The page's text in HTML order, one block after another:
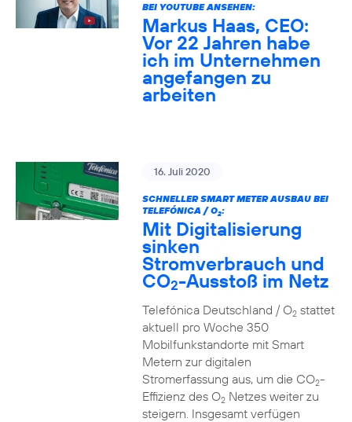
BEI YOUTUBE ANSEHEN:
Markus Haas, CEO:
Vor 22 Jahren habe
ich im Unternehmen
angefangen zu
arbeiten
16. Juli 2020
SCHNELLER SMART METER AUSBAU BEI
TELEFÓNICA / O2:
Mit Digitalisierung
sinken
Stromverbrauch und
CO2-Ausstoß im Netz
Telefónica Deutschland / O2stattet
aktuell pro Woche 350
Mobilfunkstandorte mit Smart
Metern zur digitalen
Stromerfassung aus, um die CO2-
Effizienz des O2Netzes weiter zu
steigern. Insgesamt verfügen